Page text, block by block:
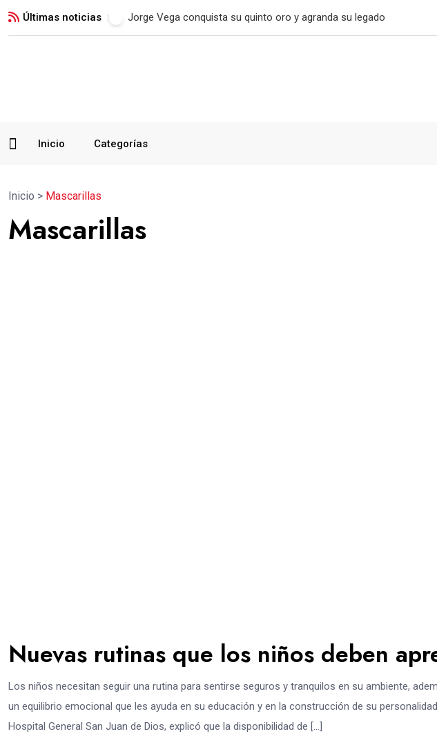
Últimas noticias Jorge Vega conquista su quinto oro y agranda su legado
Inicio Categorías
Inicio > Mascarillas
Mascarillas
Nuevas rutinas que los niños deben
Los niños necesitan seguir una rutina para sentirse seguros y tranquilos en su ambiente,
un equilibrio emocional que les ayuda en su educación y en la construcción de su
Hospital General San Juan de Dios, explicó que la disponibilidad de […]